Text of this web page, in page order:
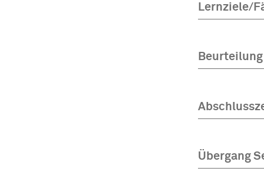
Lernziele/
Übergang